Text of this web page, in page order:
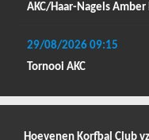
AKC/Haar-Nagels
29/08/2026 09:15
Tornooi AKC
Hoevenen Korfbal Club